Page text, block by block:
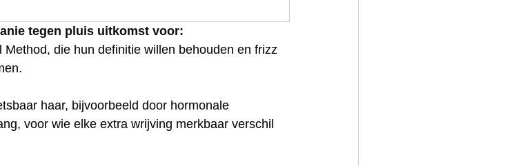
tegen pluis uitkomst voor:
die hun definitie willen behouden en frizz
haar, bijvoorbeeld door hormonale
voor wie elke extra wrijving merkbaar verschil